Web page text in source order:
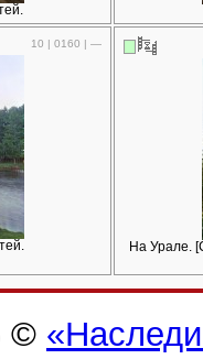
10 | 0160 | —
На Урале.
©